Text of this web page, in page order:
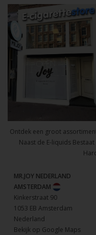
Ontdek een groot
Naast de E-liquids
MR.JOY NEDERLAND
AMSTERDAM
Kinkerstraat 90
1053 EB Amsterdam
Nederland
Bekijk op Google Maps